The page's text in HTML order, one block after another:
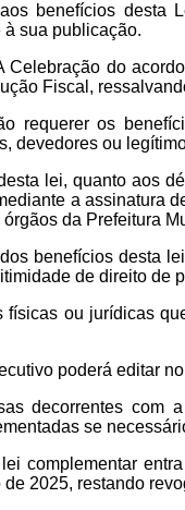
benefícios desta
sua publicação.
Celebração do
Fiscal,
requerer os
devedores ou
lei, quanto aos
a assinatura
da Prefeitura
benefícios desta
de direito de
físicas ou jurídicas
poderá editar
decorrentes com
se
complementar
2025, restando